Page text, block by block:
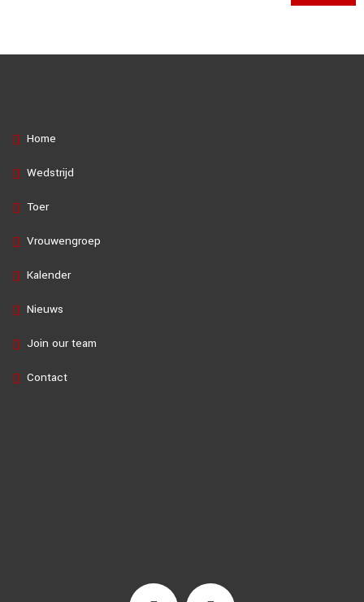
Home
Wedstrijd
Toer
Vrouwengroep
Kalender
Nieuws
Join our team
Contact